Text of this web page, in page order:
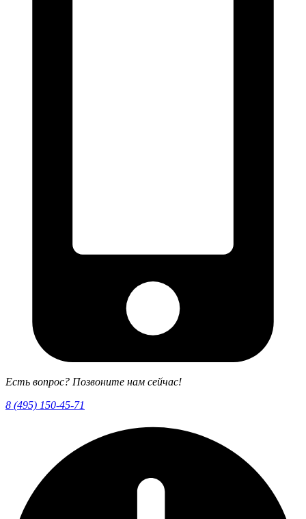
Есть вопрос? Позвоните нам сейчас!
8 (495) 150-45-71